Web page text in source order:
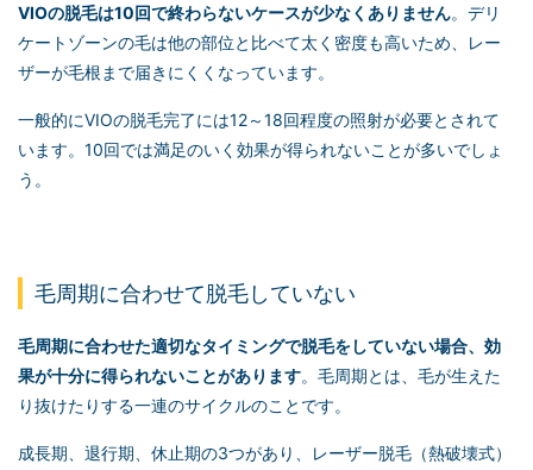
VIOの脱毛は10回で終わらないケースが少なくありません。デリ
ケートゾーンの毛は他の部位と比べて太く密度も高いため、レー
ザーが毛根まで届きにくくなっています。
一般的にVIOの脱毛完了には12～18回程度の照射が必要とされて
います。10回では満足のいく効果が得られないことが多いでしょ
う。
毛周期に合わせて脱毛していない
毛周期に合わせた適切なタイミングで脱毛をしていない場合、効
果が十分に得られないことがあります。毛周期とは、毛が生えた
り抜けたりする一連のサイクルのことです。
成長期、退行期、休止期の3つがあり、レーザー脱毛（熱破壊式）